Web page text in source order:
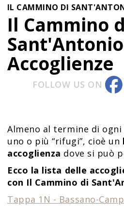
IL CAMMINO DI
Il Cammino
Accoglienze
FOLLOW US ON
Almeno al termine di
uno o più “rifugi”, cioè un
accoglienza dove si può
Ecco la lista delle
con Il Cammino di
Tappa 1N - Bassano-